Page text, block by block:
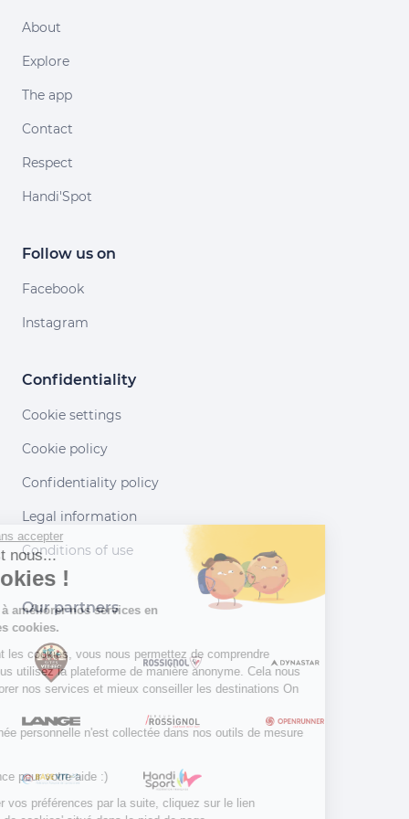
About
Explore
The app
Contact
Respect
Handi'Spot
Follow us on
Facebook
Instagram
Confidentiality
Cookie settings
Cookie policy
Confidentiality policy
Legal information
Conditions of use
Our partners
Continuer sans accepter
Salut c'est nous...
les Cookies !
Aidez-nous à améliorer nos services en
acceptant les cookies.
En acceptant les cookies, vous nous permettez de comprendre
comment vous utilisez la plateforme de manière anonyme. Cela nous
aide à améliorer nos services et mieux conseiller les destinations On
Aucune donnée personnelle n'est collectée dans nos outils de mesure
Merci d’avance pour votre aide :)
Pour modifier vos préférences par la suite, cliquez sur le lien